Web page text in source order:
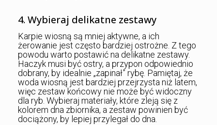
4. Wybieraj delikatne zestawy
Karpie wiosną są mniej aktywne, a ich
żerowanie jest często bardziej ostrożne. Z tego
powodu warto postawić na delikatne zestawy.
Haczyk musi być ostry, a przypon odpowiednio
dobrany, by idealnie „zapinał” rybę. Pamiętaj, że
woda wiosną jest bardziej przejrzysta niż latem,
więc zestaw końcowy nie może być widoczny
dla ryb. Wybieraj materiały, które zleją się z
kolorem dna zbiornika, a zestaw powinien być
dociążony, by lepiej przylegał do dna.